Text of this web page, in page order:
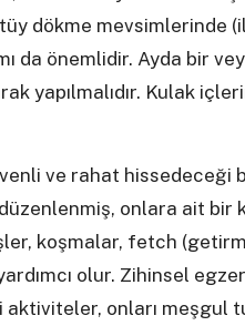
dökme mevsimlerinde
da önemlidir. Ayda bir
yapılmalıdır. Kulak
ve rahat hissedeceği
onlara ait bir
koşmalar, fetch
olur. Zihinsel
onları meşgul